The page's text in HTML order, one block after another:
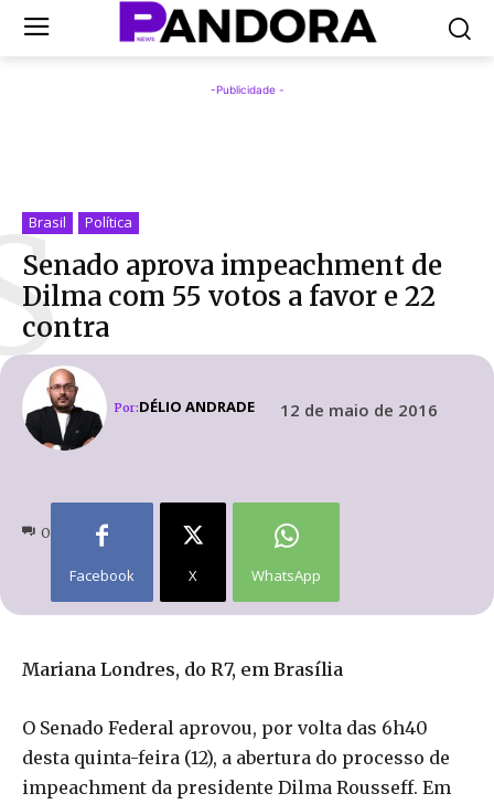
-Publicidade -
Brasil Política
Senado aprova impeachment de
Dilma com 55 votos a favor e 22
contra
Por:DÉLIO ANDRADE 12 de maio de 2016
0
Facebook X WhatsApp
Mariana Londres, do R7, em Brasília
O Senado Federal aprovou, por volta das 6h40
desta quinta-feira (12), a abertura do processo de
impeachment da presidente Dilma Rousseff. Em